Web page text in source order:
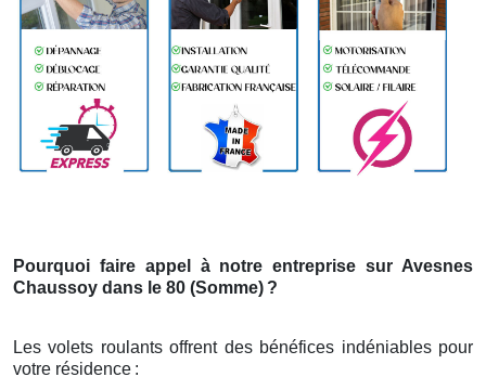
Pourquoi faire appel à notre entreprise sur Avesnes
Chaussoy dans le 80 (Somme) ?
Les volets roulants offrent des bénéfices indéniables pour
votre résidence :